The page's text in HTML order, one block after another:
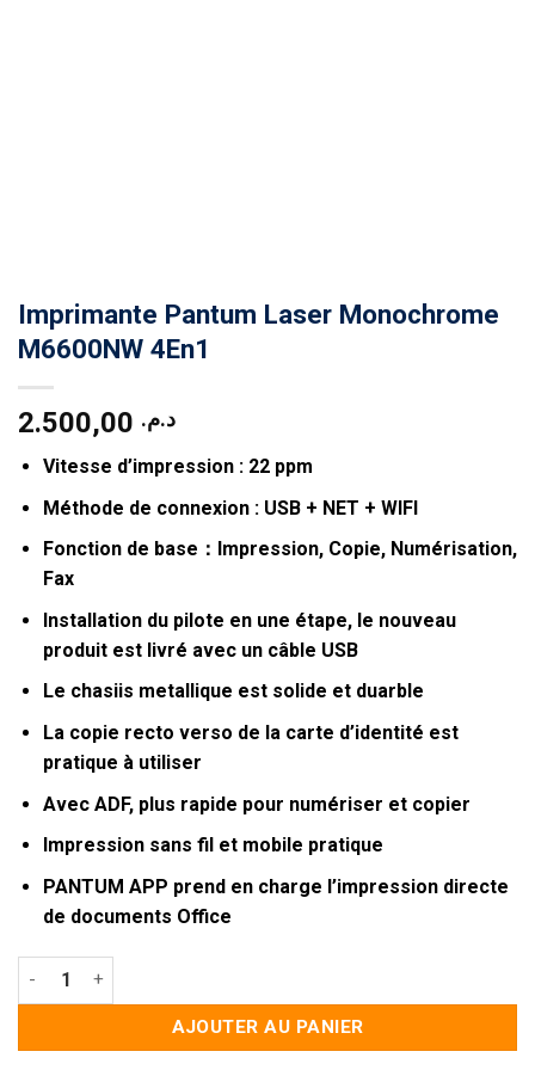
Imprimante Pantum Laser Monochrome
M6600NW 4En1
د.م.
Vitesse d’impression : 22 ppm
Méthode de connexion : USB + NET + WIFI
Fonction de base：Impression, Copie, Numérisation,
Fax
Installation du pilote en une étape, le nouveau
produit est livré avec un câble USB
Le chasiis metallique est solide et duarble
La copie recto verso de la carte d’identité est
pratique à utiliser
Avec ADF, plus rapide pour numériser et copier
Impression sans fil et mobile pratique
PANTUM APP prend en charge l’impression directe
de documents Office
quantité de Imprimante Pantum Laser Monochrome
AJOUTER AU PANIER